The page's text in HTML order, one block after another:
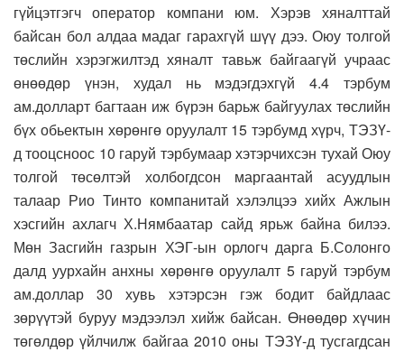
гүйцэтгэгч оператор компани юм. Хэрэв хяналттай
байсан бол алдаа мадаг гарахгүй шүү дээ. Оюу толгой
төслийн хэрэгжилтэд хяналт тавьж байгаагүй учраас
өнөөдөр үнэн, худал нь мэдэгдэхгүй 4.4 тэрбум
ам.долларт багтаан иж бүрэн барьж байгуулах төслийн
бүх обьектын хөрөнгө оруулалт 15 тэрбумд хүрч, ТЭЗҮ-
д тооцсноос 10 гаруй тэрбумаар хэтэрчихсэн тухай Оюу
толгой төсөлтэй холбогдсон маргаантай асуудлын
талаар Рио Тинто компанитай хэлэлцээ хийх Ажлын
хэсгийн ахлагч Х.Нямбаатар сайд ярьж байна билээ.
Мөн Засгийн газрын ХЭГ-ын орлогч дарга Б.Солонго
далд уурхайн анхны хөрөнгө оруулалт 5 гаруй тэрбум
ам.доллар 30 хувь хэтэрсэн гэж бодит байдлаас
зөрүүтэй буруу мэдээлэл хийж байсан. Өнөөдөр хүчин
төгөлдөр үйлчилж байгаа 2010 оны ТЭЗҮ-д тусгагдсан